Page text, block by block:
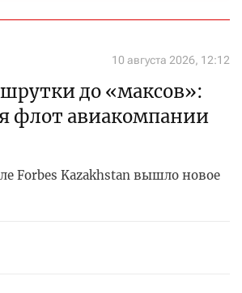
10 августа 2026, 12:12
до «максов»:
флот авиакомпании
Forbes Kazakhstan вышло новое